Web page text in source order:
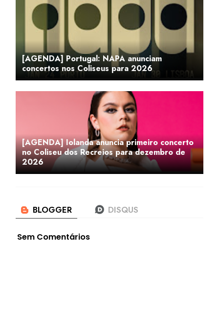
[AGENDA] Portugal: NAPA anunciam
concertos nos Coliseus para 2026
[AGENDA] Iolanda anuncia primeiro concerto
no Coliseu dos Recreios para dezembro de
2026
Sem Comentários